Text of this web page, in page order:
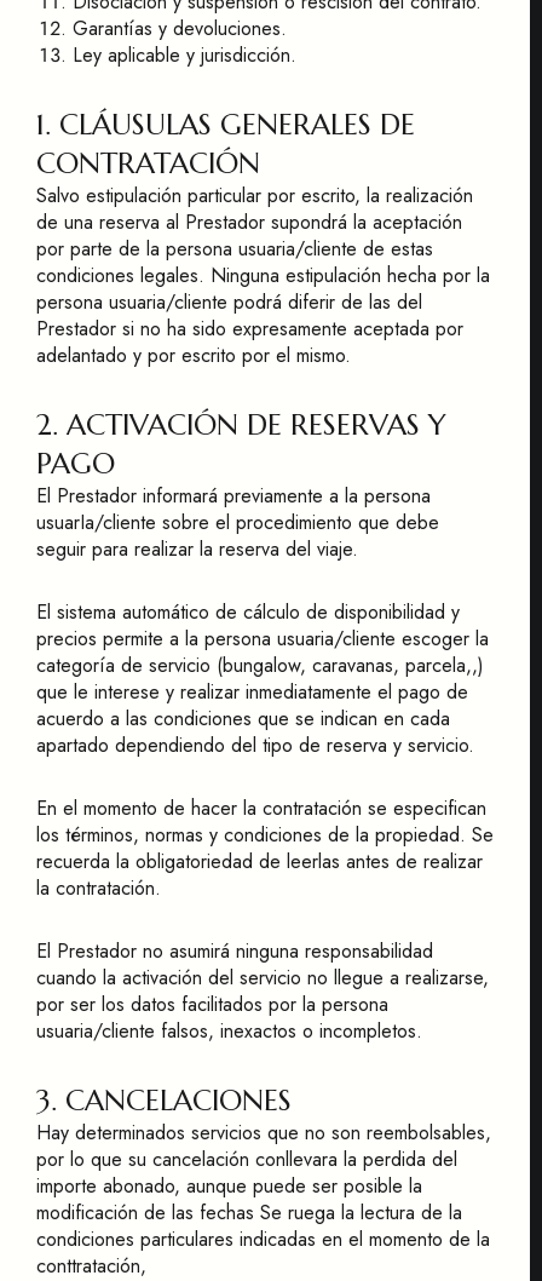
Garantías y devoluciones.
Ley aplicable y jurisdicción.
1. CLÁUSULAS GENERALES DE
CONTRATACIÓN
Salvo estipulación particular por escrito, la realización
de una reserva al Prestador supondrá la aceptación
por parte de la persona usuaria/cliente de estas
condiciones legales. Ninguna estipulación hecha por la
persona usuaria/cliente podrá diferir de las del
Prestador si no ha sido expresamente aceptada por
adelantado y por escrito por el mismo.
2. ACTIVACIÓN DE RESERVAS Y
PAGO
El Prestador informará previamente a la persona
usuarIa/cliente sobre el procedimiento que debe
seguir para realizar la reserva del viaje.
El sistema automático de cálculo de disponibilidad y
precios permite a la persona usuaria/cliente escoger la
categoría de servicio (bungalow, caravanas, parcela,,)
que le interese y realizar inmediatamente el pago de
acuerdo a las condiciones que se indican en cada
apartado dependiendo del tipo de reserva y servicio.
En el momento de hacer la contratación se especifican
los términos, normas y condiciones de la propiedad. Se
recuerda la obligatoriedad de leerlas antes de realizar
la contratación.
El Prestador no asumirá ninguna responsabilidad
cuando la activación del servicio no llegue a realizarse,
por ser los datos facilitados por la persona
usuaria/cliente falsos, inexactos o incompletos.
3. CANCELACIONES
Hay determinados servicios que no son reembolsables,
por lo que su cancelación conllevara la perdida del
importe abonado, aunque puede ser posible la
modificación de las fechas Se ruega la lectura de la
condiciones particulares indicadas en el momento de la
conttratación,